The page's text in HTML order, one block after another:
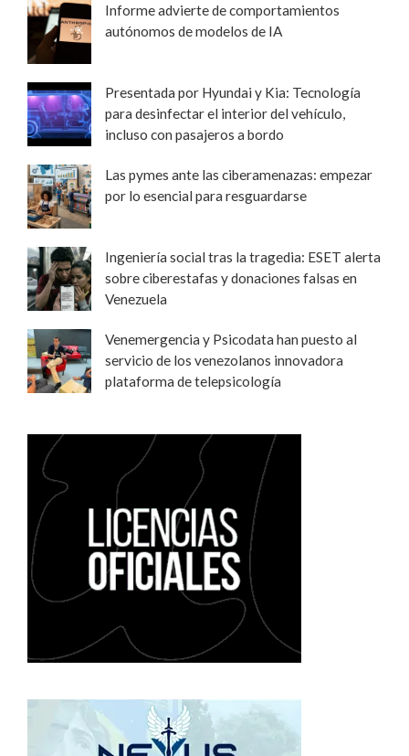
Informe advierte de comportamientos
autónomos de modelos de IA
Presentada por Hyundai y Kia: Tecnología
para desinfectar el interior del vehículo,
incluso con pasajeros a bordo
Las pymes ante las ciberamenazas: empezar
por lo esencial para resguardarse
Ingeniería social tras la tragedia: ESET alerta
sobre ciberestafas y donaciones falsas en
Venezuela
Venemergencia y Psicodata han puesto al
servicio de los venezolanos innovadora
plataforma de telepsicología